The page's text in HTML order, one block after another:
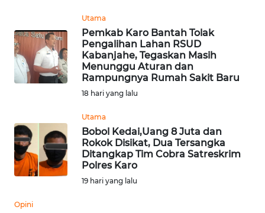
Utama
Pemkab Karo Bantah Tolak
Pengalihan Lahan RSUD
Kabanjahe, Tegaskan Masih
Menunggu Aturan dan
Rampungnya Rumah Sakit Baru
18 hari yang lalu
Utama
Bobol Kedai,Uang 8 Juta dan
Rokok Disikat, Dua Tersangka
Ditangkap Tim Cobra Satreskrim
Polres Karo
19 hari yang lalu
Opini
WN
BINJAI
WN
INDRAMAYU
WN